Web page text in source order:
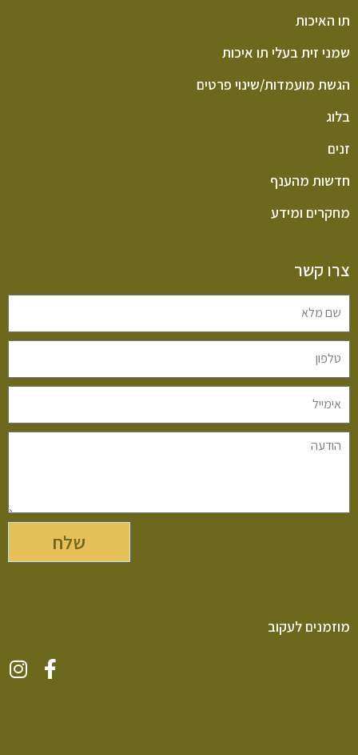
תו האיכות
שמני זית בעלי תו איכות
הגשת מועמדות/שינוי פרטים
בלוג
זנים
חדשות מהענף
מחקרים ומידע
צרו קשר
שלח
מוזמנים לעקוב